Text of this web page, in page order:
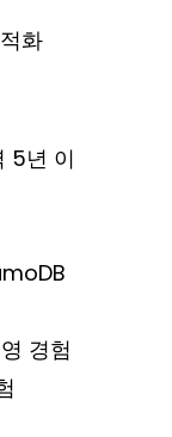
화
5년 이
경험